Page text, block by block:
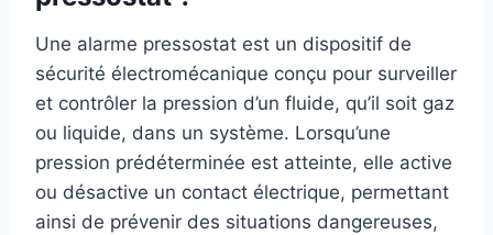
Une alarme pressostat est un dispositif de
sécurité électromécanique conçu pour surveiller
et contrôler la pression d’un fluide, qu’il soit gaz
ou liquide, dans un système. Lorsqu’une
pression prédéterminée est atteinte, elle active
ou désactive un contact électrique, permettant
ainsi de prévenir des situations dangereuses,